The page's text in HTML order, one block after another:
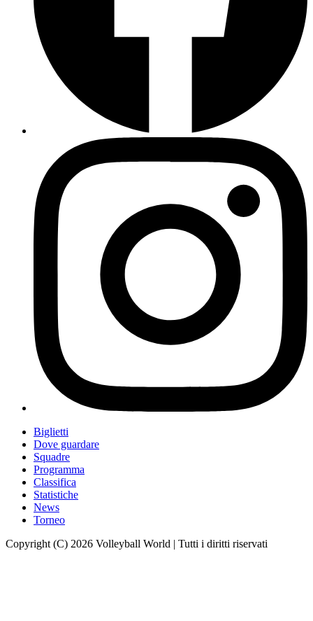
Biglietti
Dove guardare
Squadre
Programma
Classifica
Statistiche
News
Torneo
Copyright (C) 2026 Volleyball World | Tutti i diritti riservati